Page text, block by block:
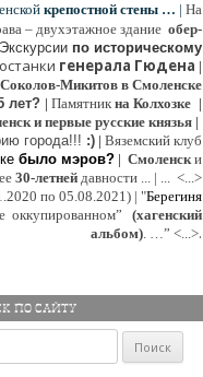
крепостной стены … | На
– двухэтажное здание обер-
Экскурсии по историческому
генерала Гюдена |
Соколов-Микитов в Смоленске
лет? | Памятник на Колхозке |
и первые русские князья |
города!!! :) | Вяземский клуб
было мэров? | Смоленски
30-летней давности ... | ... <...>
по 05.08.2021) | "Берегиня
оккупированном” (хагенский
альбом). …” <...>.
ПО САЙТУ